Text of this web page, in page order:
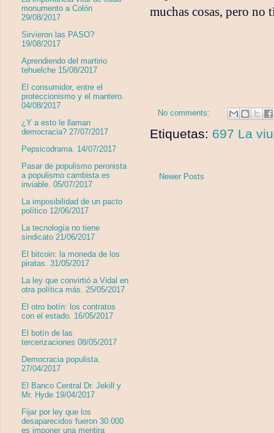
muchas cosas, pero no
No comments:
Etiquetas: 697 La
Newer Posts
monumento a Colón
29/08/2017
Sirvieron las PASO?
19/08/2017
Aprendiendo del martirio
tehuelche 15/08/2017
El consumidor, entre el
proteccionismo y el mantero.
04/08/2017
¿Y a esto le llaman
democracia? 27/07/2017
Pepsicodrama. 14/07/2017
Pasar de populismo peronista
a populismo cambista es
inviable. 05/07/2017
La imposibilidad de un pacto
político 12/06/2017
La tecnología no tiene
sindicato 21/06/2017
El bitcoin: la moneda de los
piratas. 31/05/2017
La ley que convirtió a Vidal en
otra política más. 25/05/2017
El otro botín: los contratos
con el estado. 16/05/2017
El botín de las
tercerizaciones 08/05/2017
Democracia populista.
27/04/2017
El Banco Central Dr. Jekill y
Mr. Hyde 19/04/2017
Fijar por ley que los
desaparecidos fueron 30.000
es imponer una mentira